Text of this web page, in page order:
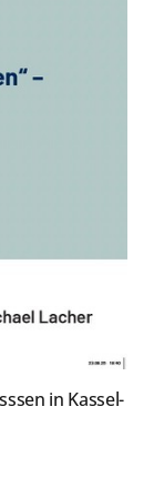
in Kassel-